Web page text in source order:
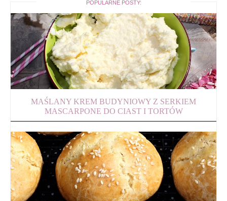
POPULARNE POSTY:
MAŚLANY KREM BUDYNIOWY Z SERKIEM
MASCARPONE DO CIAST I TORTÓW